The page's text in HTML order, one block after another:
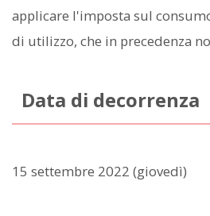
applicare l'imposta sul
di utilizzo, che in precedenza
Data di decorrenza
15 settembre 2022 (giovedì)